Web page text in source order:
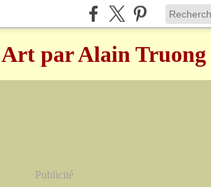
par Alain Truong
Publicité